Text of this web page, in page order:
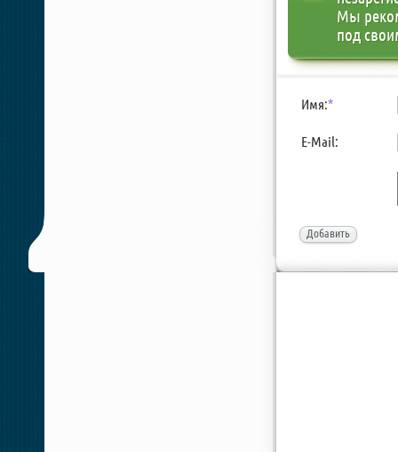
Мы
под
Имя:*
E-Mail:
Добавить